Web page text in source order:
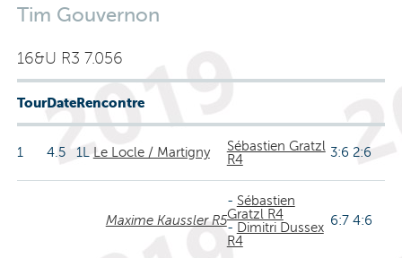
Tim Gouvernon
16&U R3 7.056
TourDateRencontre
1 4.5 1L Le Locle / Martigny
Sébastien Gratzl
R4
3:6 2:6
Maxime Kaussler R5
- Sébastien
Gratzl R4
- Dimitri Dussex
R4
6:7 4:6